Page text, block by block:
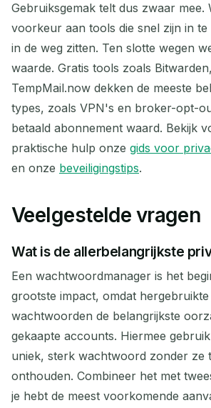
Gebruiksgemak telt dus zwaar mee.
voorkeur aan tools die snel zijn in te
in de weg zitten. Ten slotte wegen
waarde. Gratis tools zoals
TempMail.now dekken de meeste
types, zoals VPN's en broker-opt-
betaald abonnement waard. Bekijk
praktische hulp onze gids voor
en onze beveiligingstips.
Veelgestelde vragen
Wat is de allerbelangrijkste
Een wachtwoordmanager is het
grootste impact, omdat
wachtwoorden de belangrijkste
gekaapte accounts. Hiermee
uniek, sterk wachtwoord zonder ze
onthouden. Combineer het met
je hebt de meest voorkomende